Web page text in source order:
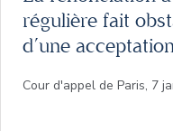
régulière fait
d’une
Cour d'appel de Paris, 7